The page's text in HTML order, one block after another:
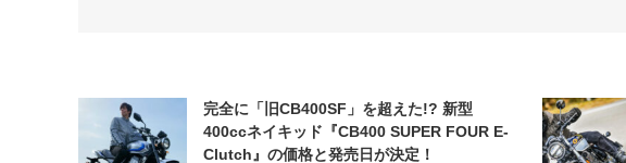
完全に「旧CB400SF」を超えた!? 新型
400ccネイキッド『CB400 SUPER FOUR E-
Clutch』の価格と発売日が決定！